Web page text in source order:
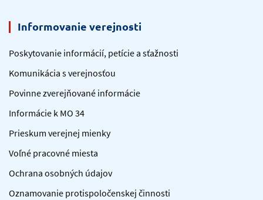
Informovanie verejnosti
Poskytovanie informácií, petície a sťažnosti
Komunikácia s verejnosťou
Povinne zverejňované informácie
Informácie k MO 34
Prieskum verejnej mienky
Voľné pracovné miesta
Ochrana osobných údajov
Oznamovanie protispoločenskej činnosti